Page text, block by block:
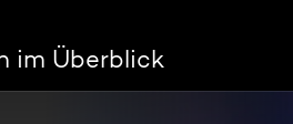
im Überblick